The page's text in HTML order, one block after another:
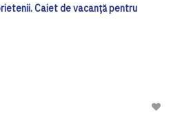
Caiet de vacanţă pentru